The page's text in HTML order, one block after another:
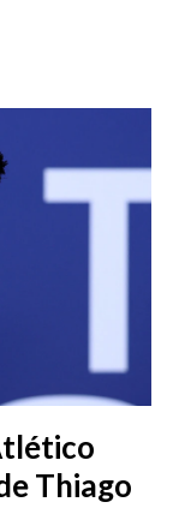
Thiago